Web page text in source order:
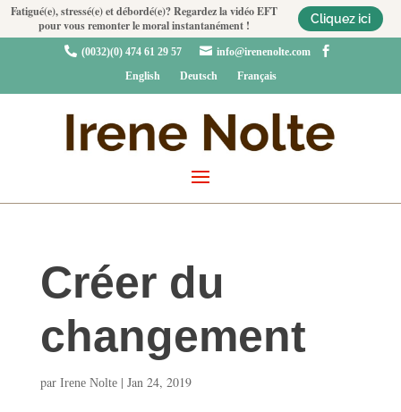
Fatigué(e), stressé(e) et débordé(e)? Regardez la vidéo EFT
pour vous remonter le moral instantanément !
Cliquez ici
 (0032)(0) 474 61 29 57  info@irenenolte.com

English
Deutsch Français
Créer du
changement
par Irene Nolte| Jan 24, 2019